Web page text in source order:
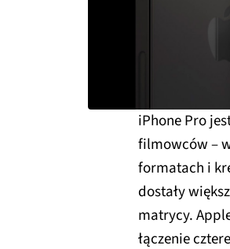
iPhone Pro
filmowców –
formatach i
dostały
matrycy.
łączenie